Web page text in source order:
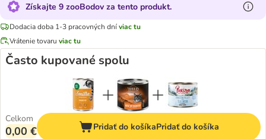
Získajte 9 zooBodov za tento produkt.
Dodacia doba 1-3 pracovných dníviac tu
Vrátenie tovaru viac tu
Často kupované spolu
Celkom
0,00 € Pridať do košíkaPridať do košíka